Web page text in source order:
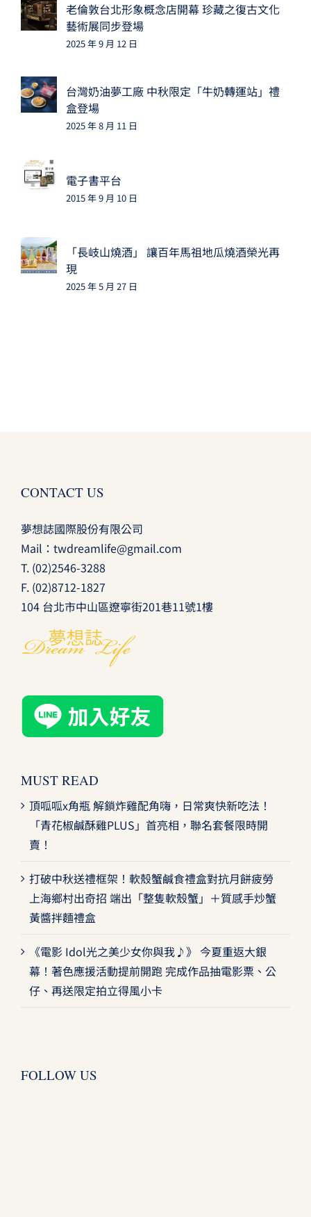
老倫敦台北形象概念店開幕 珍藏之復古文化
藝術展同步登場
2025 年 9 月 12 日
台灣奶油夢工廠 中秋限定「牛奶轉運站」禮
盒登場
2025 年 8 月 11 日
電子書平台
2015 年 9 月 10 日
「長岐山燒酒」 讓百年馬祖地瓜燒酒榮光再
現
2025 年 5 月 27 日
CONTACT US
夢想誌國際股份有限公司
Mail： twdreamlife@gmail.com
T. (02)2546-3288
F. (02)8712-1827
104 台北市中山區遼寧街201巷11號1樓
MUST READ
頂呱呱x角瓶 解鎖炸雞配角嗨，日常爽快新吃法！
「青花椒鹹酥雞PLUS」首亮相，聯名套餐限時開
賣！
打破中秋送禮框架！軟殼蟹鹹食禮盒對抗月餅疲勞
上海鄉村出奇招 端出「整隻軟殼蟹」＋質感手炒蟹
黃醬拌麵禮盒
《電影 Idol光之美少女你與我♪》 今夏重返大銀
幕！著色應援活動提前開跑 完成作品抽電影票、公
仔、再送限定拍立得風小卡
FOLLOW US